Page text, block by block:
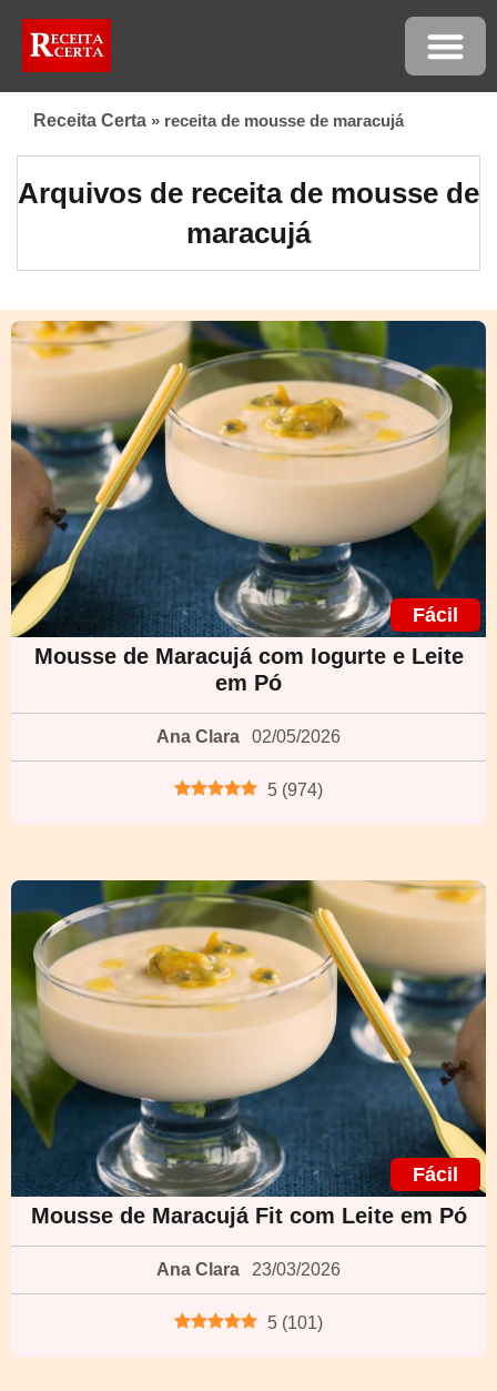
Receita Certa » receita de mousse de maracujá
Arquivos de receita de mousse de
maracujá
Fácil
Mousse de Maracujá com Iogurte e Leite
em Pó
Ana Clara 02/05/2026
5 (974)
Fácil
Mousse de Maracujá Fit com Leite em Pó
Ana Clara 23/03/2026
5 (101)